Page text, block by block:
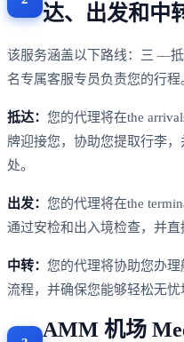
达、出发和中
该服务涵盖以下路线：三 —
名专属客服专员负责您的行程
抵达： 您的代理将在the
牌迎接您，协助您提取行李
处。
出发： 您的代理将在the
通过安检和出入境检查，并直
中转： 您的代理将协助您办
流程，并确保您能够轻松无忧
AMM 机场